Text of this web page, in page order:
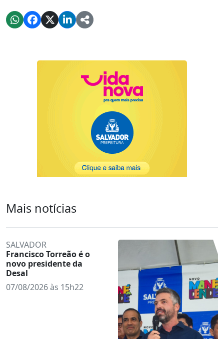
Mais notícias
SALVADOR
Francisco Torreão é o
novo presidente da
Desal
07/08/2026 às 15h22